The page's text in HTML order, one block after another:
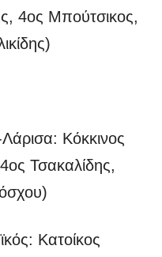
4ος Μπούτσικος,
Κόκκινος
Τσακαλίδης,
Κατοίκος